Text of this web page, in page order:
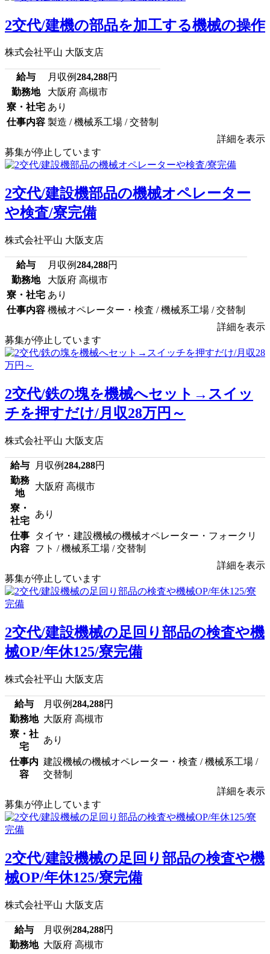
2交代/建機の部品を加工する機械の操作
株式会社平山 大阪支店
給与 月収例284,288円
勤務地
大阪府 高槻市
寮・社宅 あり
仕事内容 製造 / 機械系工場 / 交替制
詳細を表示
募集が停止しています
2交代/建設機部品の機械オペレーター
や検査/寮完備
株式会社平山 大阪支店
給与 月収例284,288円
勤務地
大阪府 高槻市
寮・社宅 あり
仕事内容 機械オペレーター・検査 / 機械系工場 / 交替制
詳細を表示
募集が停止しています
2交代/鉄の塊を機械へセット→スイッ
チを押すだけ/月収28万円～
株式会社平山 大阪支店
給与 月収例284,288円
勤務
地
大阪府 高槻市
寮・
社宅
あり
仕事
内容
タイヤ・建設機械の機械オペレーター・フォークリ
フト / 機械系工場 / 交替制
詳細を表示
募集が停止しています
2交代/建設機械の足回り部品の検査や機
械OP/年休125/寮完備
株式会社平山 大阪支店
給与 月収例284,288円
勤務地 大阪府 高槻市
寮・社
宅
あり
仕事内
容
建設機械の機械オペレーター・検査 / 機械系工場 /
交替制
詳細を表示
募集が停止しています
2交代/建設機械の足回り部品の検査や機
械OP/年休125/寮完備
株式会社平山 大阪支店
給与 月収例284,288円
勤務地 大阪府 高槻市